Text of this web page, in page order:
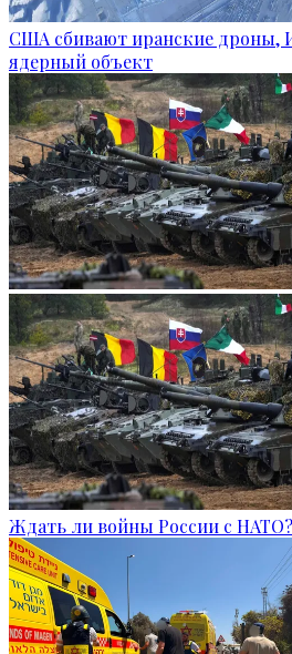
США сбивают иранские дроны,
ядерный объект
Ждать ли войны России с НАТО?